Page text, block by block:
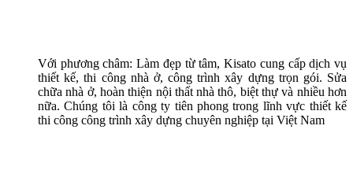
Với phương châm: Làm đẹp từ tâm, Kisato cung cấp dịch vụ
thiết kế, thi công nhà ở, công trình xây dựng trọn gói. Sửa
chữa nhà ở, hoàn thiện nội thất nhà thô, biệt thự và nhiều hơn
nữa. Chúng tôi là công ty tiên phong trong lĩnh vực thiết kế
thi công công trình xây dựng chuyên nghiệp tại Việt Nam